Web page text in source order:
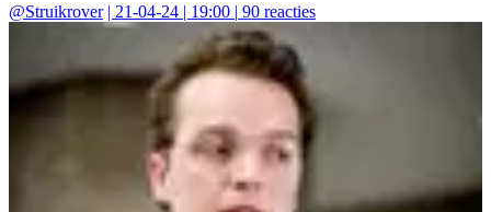
@Struikrover | 21-04-24 | 19:00 | 90 reacties